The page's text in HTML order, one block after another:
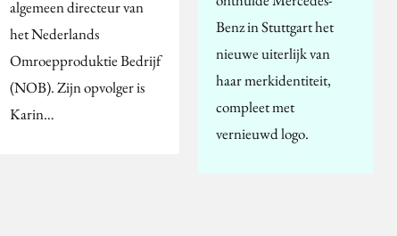
algemeen directeur van
het Nederlands
Omroepproduktie Bedrijf
(NOB). Zijn opvolger is
Karin…
Benz in Stuttgart het
nieuwe uiterlijk van
haar merkidentiteit,
compleet met
vernieuwd logo.